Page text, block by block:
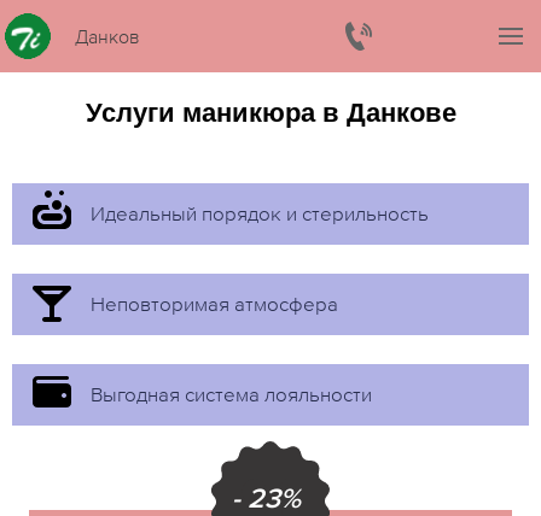
Данков
Услуги маникюра в Данкове
Идеальный порядок и стерильность
Неповторимая атмосфера
Выгодная система лояльности
- 23%